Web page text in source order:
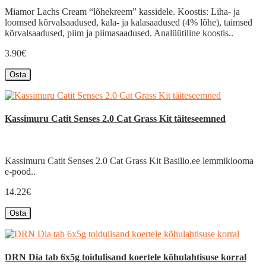
Miamor Lachs Cream “lõhekreem” kassidele. Koostis: Liha- ja
loomsed kõrvalsaadused, kala- ja kalasaadused (4% lõhe), taimsed
kõrvalsaadused, piim ja piimasaadused. Analüütiline koostis..
3.90€
Osta
Kassimuru Catit Senses 2.0 Cat Grass Kit täiteseemned
Kassimuru Catit Senses 2.0 Cat Grass Kit Basilio.ee lemmiklooma
e-pood..
14.22€
Osta
DRN Dia tab 6x5g toidulisand koertele kõhulahtisuse korral